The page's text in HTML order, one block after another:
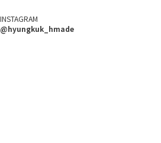
INSTAGRAM
@hyungkuk_hmade